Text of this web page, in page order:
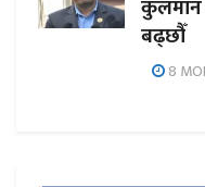
कुलमान
बढ्छौँ
8